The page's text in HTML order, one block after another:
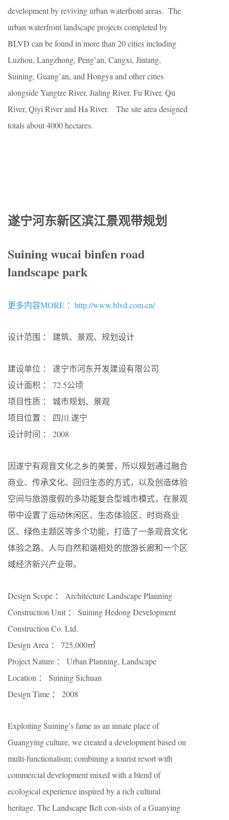
development by reviving urban waterfront areas. The
urban waterfront landscape projects completed by
BLVD can be found in more than 20 cities including
Luzhou, Langzhong, Peng’an, Cangxi, Jintang,
Suining, Guang’an, and Hongya and other cities
alongside Yangtze River, Jialing River, Fu River, Qu
River, Qiyi River and Ha River. The site area designed
totals about 4000 hectares.
遂宁河东新区滨江景观带规划
Suining wucai binfen road
landscape park
更多内容MORE ：http://www.blvd.com.cn/
设计范围 ： 建筑、景观、规划设计
建设单位 ： 遂宁市河东开发建设有限公司
设计面积 ： 72.5公顷
项目性质 ： 城市规划、景观
项目位置 ： 四川 遂宁
设计时间 ： 2008
因遂宁有观音文化之乡的美誉，所以规划通过融合
商业、传承文化、回归生态的方式，以及创造体验
空间与旅游度假的多功能复合型城市模式，在景观
带中设置了运动休闲区、生态体验区、时尚商业
区、绿色主题区等多个功能，打造了一条观音文化
体验之路、人与自然和谐相处的旅游长廊和一个区
域经济新兴产业带。
Design Scope ： Architecture Landscape Planning
Construction Unit ： Suining Hedong Development
Construction Co. Ltd.
Design Area ： 725,000㎡
Project Nature ： Urban Planning, Landscape
Location ： Suining Sichuan
Design Time ： 2008
Exploiting Suining’s fame as an innate place of
Guangying culture, we created a development based on
multi-functionalism; combining a tourist resort with
commercial development mixed with a blend of
ecological experience inspired by a rich cultural
heritage. The Landscape Belt con-sists of a Guanying